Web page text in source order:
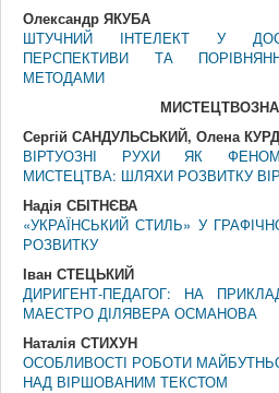
Олександр ЯКУБА
ШТУЧНИЙ ІНТЕЛЕКТ У
ПЕРСПЕКТИВИ ТА
МЕТОДАМИ
Сергій САНДУЛЬСЬКИЙ, Олена
ВІРТУОЗНІ РУХИ ЯК
МИСТЕЦТВА: ШЛЯХИ РОЗВИТКУ
Надія СБІТНЄВА
«УКРАЇНСЬКИЙ СТИЛЬ» У
РОЗВИТКУ
Іван СТЕЦЬКИЙ
ДИРИГЕНТ-ПЕДАГОГ: НА
МАЕСТРО ДІЛЯВЕРА ОСМАНОВА
Наталія СТИХУН
ОСОБЛИВОСТІ РОБОТИ
НАД ВІРШОВАНИМ ТЕКСТОМ